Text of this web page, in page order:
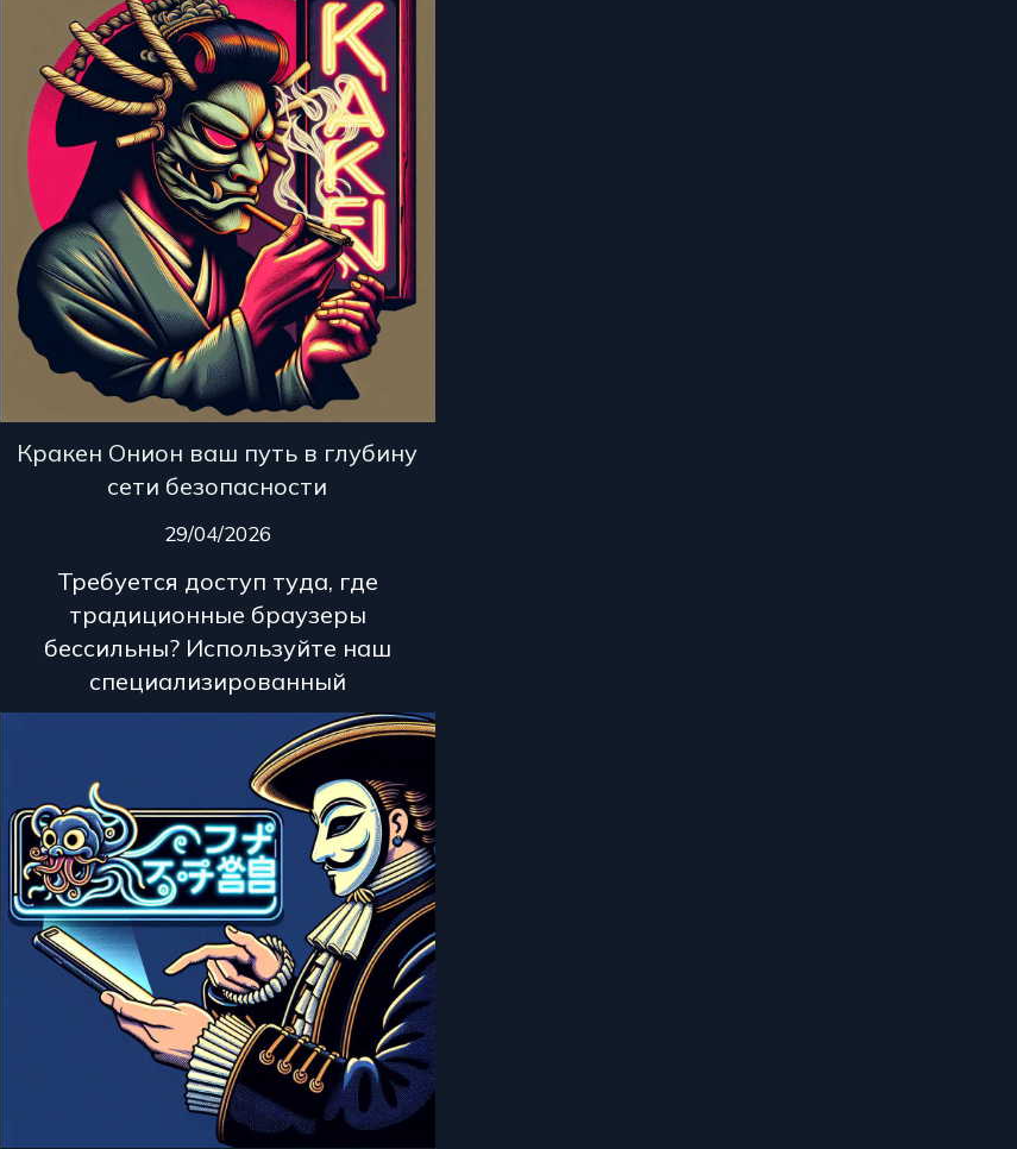
Кракен Онион ваш путь в глубину
сети безопасности
29/04/2026
Требуется доступ туда, где
традиционные браузеры
бессильны? Используйте наш
специализированный